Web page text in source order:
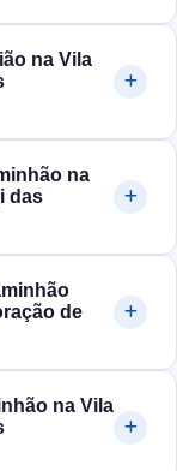
na Vila
na
das
de
na Vila